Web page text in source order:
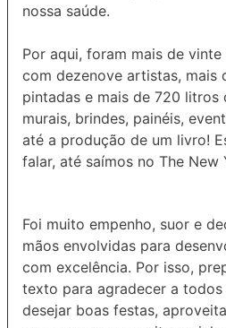
nossa saúde.
Por aqui, foram mais de
com dezenove artistas, mais
pintadas e mais de 720 litros
murais, brindes, painéis,
até a produção de um livro!
falar, até saímos no The New
Foi muito empenho, suor e
mãos envolvidas para
com excelência. Por isso,
texto para agradecer a
desejar boas festas,